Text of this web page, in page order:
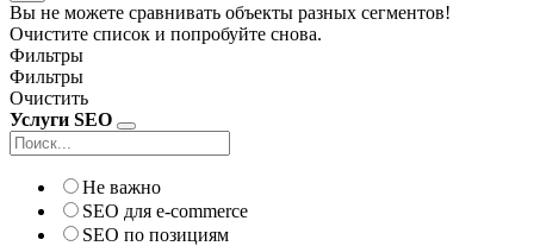
Вы не можете сравнивать объекты разных сегментов!
Очистите список и попробуйте снова.
Фильтры
Фильтры
Очистить
Услуги SEO
Не важно
SEO для e-commerce
SEO по позициям